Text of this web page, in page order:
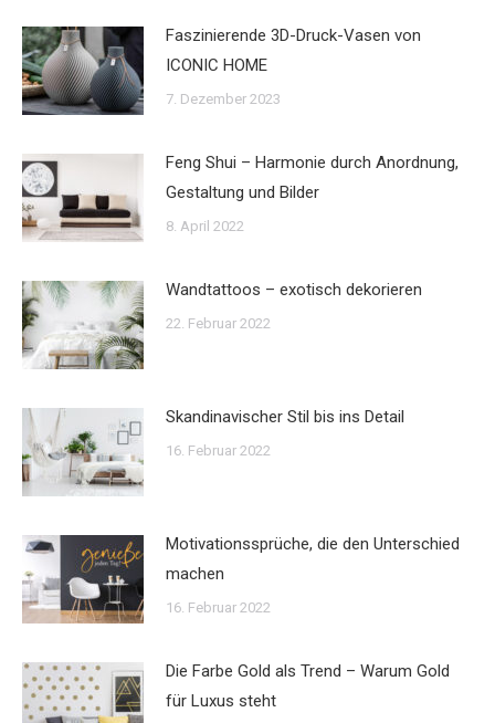
Faszinierende 3D-Druck-Vasen von
ICONIC HOME
7. Dezember 2023
Feng Shui – Harmonie durch Anordnung,
Gestaltung und Bilder
8. April 2022
Wandtattoos – exotisch dekorieren
22. Februar 2022
Skandinavischer Stil bis ins Detail
16. Februar 2022
Motivationssprüche, die den Unterschied
machen
16. Februar 2022
Die Farbe Gold als Trend – Warum Gold
für Luxus steht